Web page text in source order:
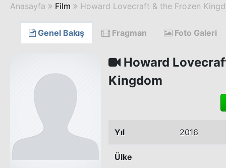
Anasayfa Film Howard Lovecraft & the Frozen
Genel Bakış Fragman Foto Galeri
Howard
Kingdom
Yıl 2016
Ülke